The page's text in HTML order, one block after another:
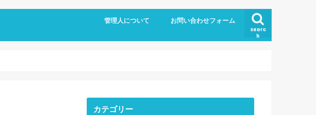
searc
h
管理人について お問い合わせフォーム
カテゴリー